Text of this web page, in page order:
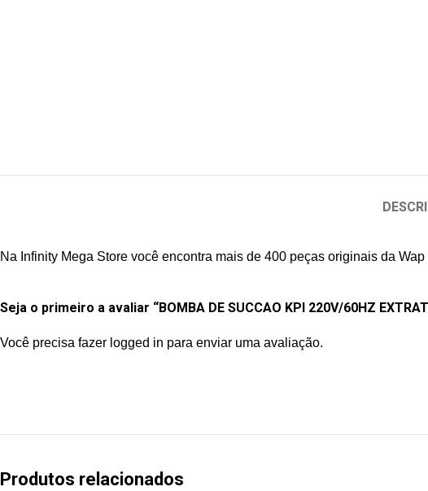
Na Infinity Mega Store você encontra mais de 400 peças originais da
Seja o primeiro a avaliar “BOMBA DE SUCCAO KPI 220V/60HZ
Você precisa fazer logged in para enviar uma avaliação.
Produtos relacionados